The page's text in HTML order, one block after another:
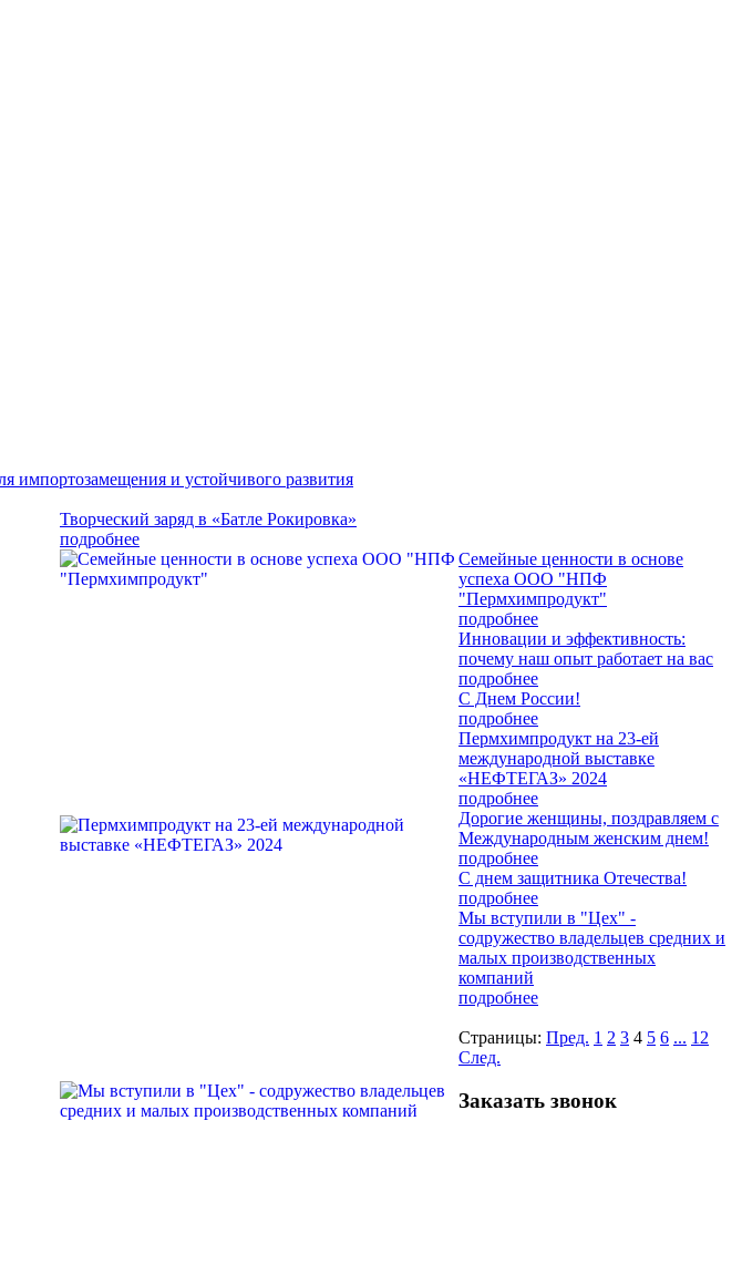
импортозамещения и устойчивого развития
Творческий заряд в «Батле Рокировка»
подробнее
Семейные ценности в основе
успеха ООО "НПФ
"Пермхимпродукт"
подробнее
Инновации и эффективность:
почему наш опыт работает на вас
подробнее
С Днем России!
подробнее
Пермхимпродукт на 23-ей
международной выставке
«НЕФТЕГАЗ» 2024
подробнее
Дорогие женщины, поздравляем с
Международным женским днем!
подробнее
С днем защитника Отечества!
подробнее
Мы вступили в "Цех" -
содружество владельцев средних и
малых производственных
компаний
подробнее
Страницы: Пред. 1 2 3 4 5 6 ... 12
След.
Заказать звонок